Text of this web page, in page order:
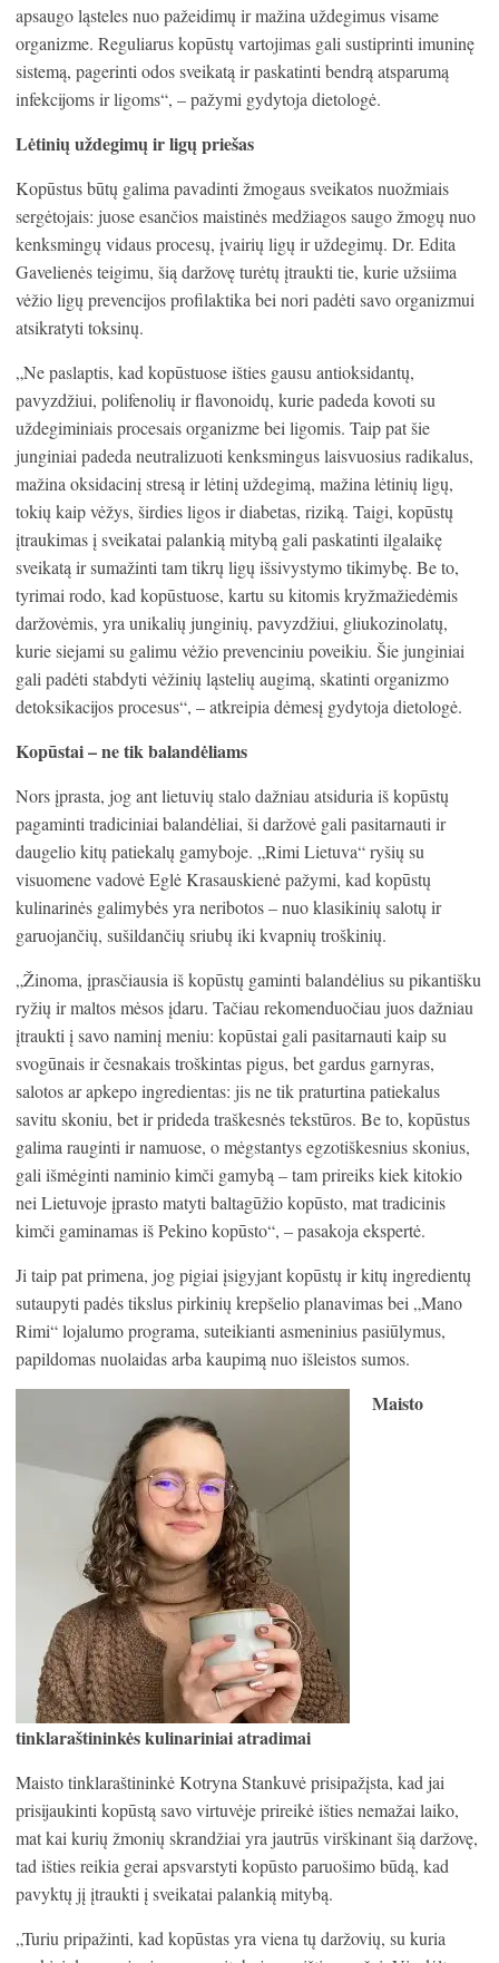
apsaugo ląsteles nuo pažeidimų ir mažina uždegimus visame
organizme. Reguliarus kopūstų vartojimas gali sustiprinti imuninę
sistemą, pagerinti odos sveikatą ir paskatinti bendrą atsparumą
infekcijoms ir ligoms“, – pažymi gydytoja dietologė.
Lėtinių uždegimų ir ligų priešas
Kopūstus būtų galima pavadinti žmogaus sveikatos nuožmiais
sergėtojais: juose esančios maistinės medžiagos saugo žmogų nuo
kenksmingų vidaus procesų, įvairių ligų ir uždegimų. Dr. Edita
Gavelienės teigimu, šią daržovę turėtų įtraukti tie, kurie užsiima
vėžio ligų prevencijos profilaktika bei nori padėti savo organizmui
atsikratyti toksinų.
„Ne paslaptis, kad kopūstuose išties gausu antioksidantų,
pavyzdžiui, polifenolių ir flavonoidų, kurie padeda kovoti su
uždegiminiais procesais organizme bei ligomis. Taip pat šie
junginiai padeda neutralizuoti kenksmingus laisvuosius radikalus,
mažina oksidacinį stresą ir lėtinį uždegimą, mažina lėtinių ligų,
tokių kaip vėžys, širdies ligos ir diabetas, riziką. Taigi, kopūstų
įtraukimas į sveikatai palankią mitybą gali paskatinti ilgalaikę
sveikatą ir sumažinti tam tikrų ligų išsivystymo tikimybę. Be to,
tyrimai rodo, kad kopūstuose, kartu su kitomis kryžmažiedėmis
daržovėmis, yra unikalių junginių, pavyzdžiui, gliukozinolatų,
kurie siejami su galimu vėžio prevenciniu poveikiu. Šie junginiai
gali padėti stabdyti vėžinių ląstelių augimą, skatinti organizmo
detoksikacijos procesus“, – atkreipia dėmesį gydytoja dietologė.
Kopūstai – ne tik balandėliams
Nors įprasta, jog ant lietuvių stalo dažniau atsiduria iš kopūstų
pagaminti tradiciniai balandėliai, ši daržovė gali pasitarnauti ir
daugelio kitų patiekalų gamyboje. „Rimi Lietuva“ ryšių su
visuomene vadovė Eglė Krasauskienė pažymi, kad kopūstų
kulinarinės galimybės yra neribotos – nuo klasikinių salotų ir
garuojančių, sušildančių sriubų iki kvapnių troškinių.
„Žinoma, įprasčiausia iš kopūstų gaminti balandėlius su pikantišku
ryžių ir maltos mėsos įdaru. Tačiau rekomenduočiau juos dažniau
įtraukti į savo naminį meniu: kopūstai gali pasitarnauti kaip su
svogūnais ir česnakais troškintas pigus, bet gardus garnyras,
salotos ar apkepo ingredientas: jis ne tik praturtina patiekalus
savitu skoniu, bet ir prideda traškesnės tekstūros. Be to, kopūstus
galima rauginti ir namuose, o mėgstantys egzotiškesnius skonius,
gali išmėginti naminio kimči gamybą – tam prireiks kiek kitokio
nei Lietuvoje įprasto matyti baltagūžio kopūsto, mat tradicinis
kimči gaminamas iš Pekino kopūsto“, – pasakoja ekspertė.
Ji taip pat primena, jog pigiai įsigyjant kopūstų ir kitų ingredientų
sutaupyti padės tikslus pirkinių krepšelio planavimas bei „Mano
Rimi“ lojalumo programa, suteikianti asmeninius pasiūlymus,
papildomas nuolaidas arba kaupimą nuo išleistos sumos.
Maisto
tinklaraštininkės kulinariniai atradimai
Maisto tinklaraštininkė Kotryna Stankuvė prisipažįsta, kad jai
prisijaukinti kopūstą savo virtuvėje prireikė išties nemažai laiko,
mat kai kurių žmonių skrandžiai yra jautrūs virškinant šią daržovę,
tad išties reikia gerai apsvarstyti kopūsto paruošimo būdą, kad
pavyktų jį įtraukti į sveikatai palankią mitybą.
„Turiu pripažinti, kad kopūstas yra viena tų daržovių, su kuria